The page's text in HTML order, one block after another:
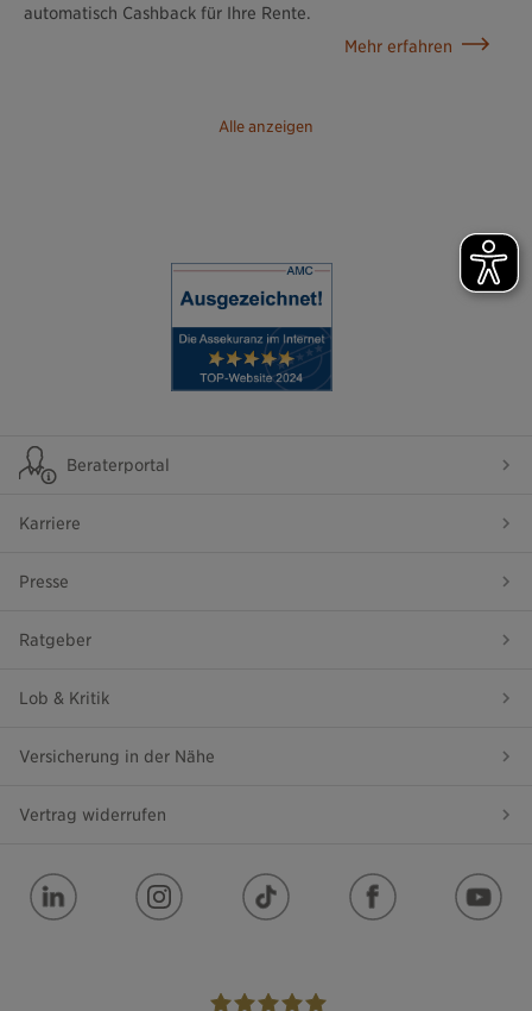
Alle anzeigen
automatisch Cashback für Ihre Rente.
Mehr erfahren
Beraterportal
Karriere
Presse
Ratgeber
Lob & Kritik
Versicherung in der Nähe
Vertrag widerrufen